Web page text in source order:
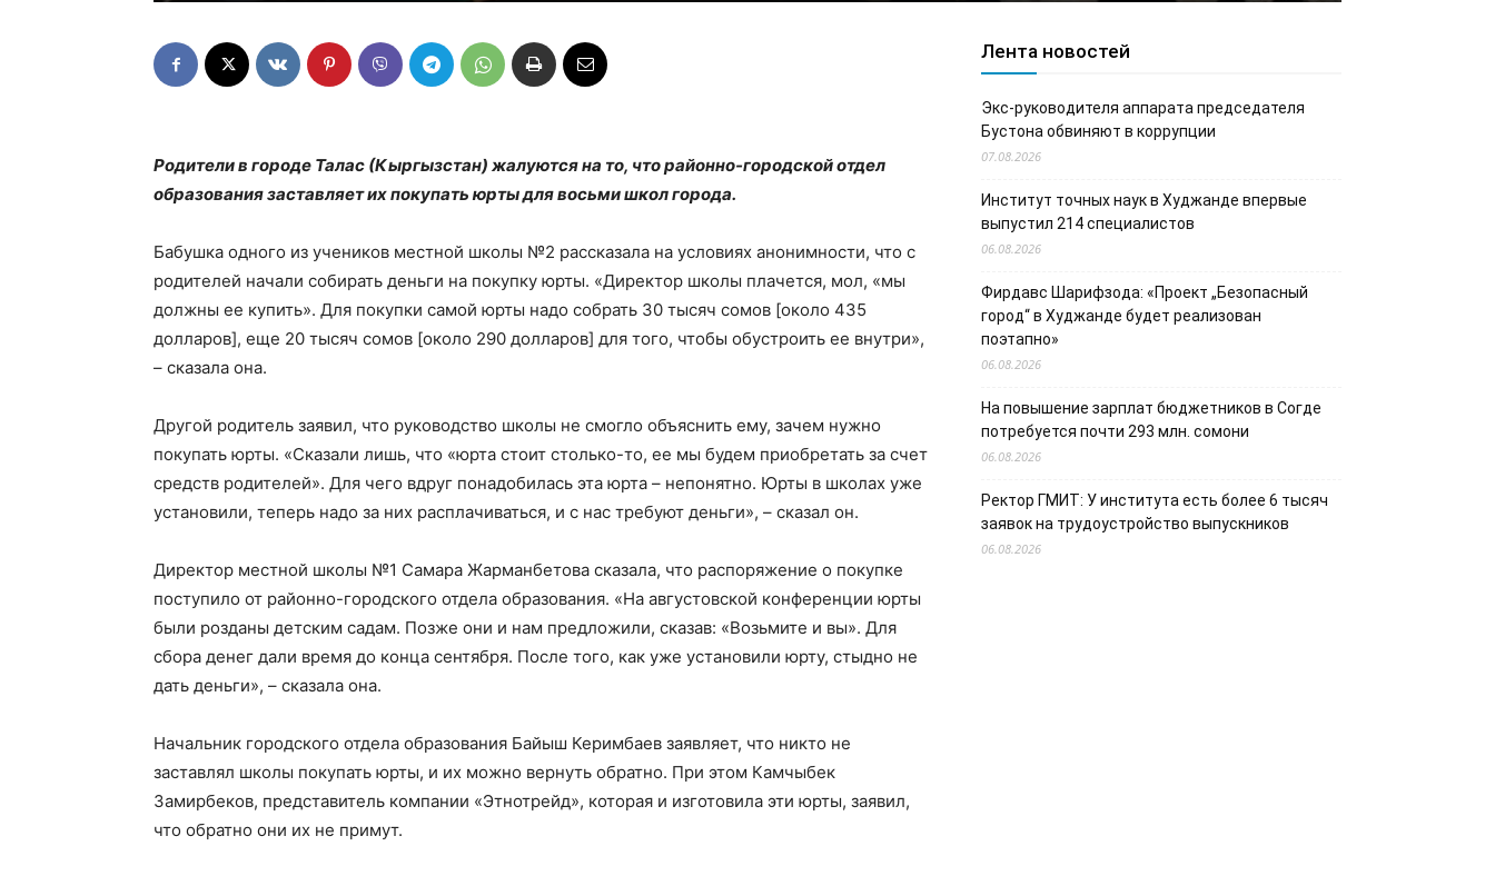
Родители в городе Талас (Кыргызстан) жалуются на то, что районно-городской отдел
образования заставляет их покупать юрты для восьми школ города.
Бабушка одного из учеников местной школы №2 рассказала на условиях анонимности, что с
родителей начали собирать деньги на покупку юрты. «Директор школы плачется, мол, «мы
должны ее купить». Для покупки самой юрты надо собрать 30 тысяч сомов [около 435
долларов], еще 20 тысяч сомов [около 290 долларов] для того, чтобы обустроить ее внутри»,
– сказала она.
Другой родитель заявил, что руководство школы не смогло объяснить ему, зачем нужно
покупать юрты. «Сказали лишь, что «юрта стоит столько-то, ее мы будем приобретать за счет
средств родителей». Для чего вдруг понадобилась эта юрта – непонятно. Юрты в школах уже
установили, теперь надо за них расплачиваться, и с нас требуют деньги», – сказал он.
Директор местной школы №1 Самара Жарманбетова сказала, что распоряжение о покупке
поступило от районно-городского отдела образования. «На августовской конференции юрты
были розданы детским садам. Позже они и нам предложили, сказав: «Возьмите и вы». Для
сбора денег дали время до конца сентября. После того, как уже установили юрту, стыдно не
дать деньги», – сказала она.
Начальник городского отдела образования Байыш Керимбаев заявляет, что никто не
заставлял школы покупать юрты, и их можно вернуть обратно. При этом Камчыбек
Замирбеков, представитель компании «Этнотрейд», которая и изготовила эти юрты, заявил,
что обратно они их не примут.
Лента новостей
Экс-руководителя аппарата председателя
Бустона обвиняют в коррупции
07.08.2026
Институт точных наук в Худжанде впервые
выпустил 214 специалистов
06.08.2026
Фирдавс Шарифзода: «Проект „Безопасный
город“ в Худжанде будет реализован
поэтапно»
06.08.2026
На повышение зарплат бюджетников в Согде
потребуется почти 293 млн. сомони
06.08.2026
Ректор ГМИТ: У института есть более 6 тысяч
заявок на трудоустройство выпускников
06.08.2026